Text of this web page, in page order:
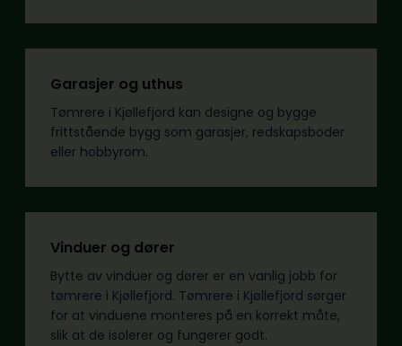
Garasjer og uthus
Tømrere i Kjøllefjord kan designe og bygge
frittstående bygg som garasjer, redskapsboder
eller hobbyrom.
Vinduer og dører
Bytte av vinduer og dører er en vanlig jobb for
tømrere i Kjøllefjord. Tømrere i Kjøllefjord sørger
for at vinduene monteres på en korrekt måte,
slik at de isolerer og fungerer godt.